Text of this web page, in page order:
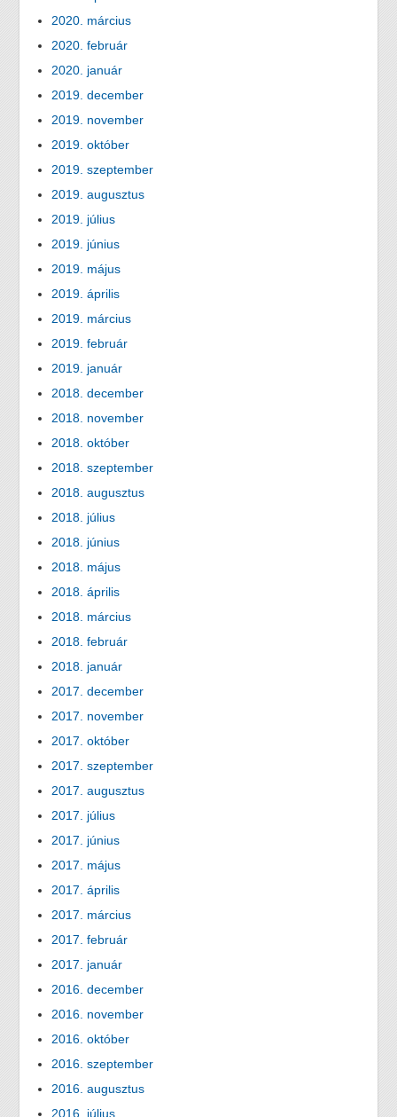
2020. március
2020. február
2020. január
2019. december
2019. november
2019. október
2019. szeptember
2019. augusztus
2019. július
2019. június
2019. május
2019. április
2019. március
2019. február
2019. január
2018. december
2018. november
2018. október
2018. szeptember
2018. augusztus
2018. július
2018. június
2018. május
2018. április
2018. március
2018. február
2018. január
2017. december
2017. november
2017. október
2017. szeptember
2017. augusztus
2017. július
2017. június
2017. május
2017. április
2017. március
2017. február
2017. január
2016. december
2016. november
2016. október
2016. szeptember
2016. augusztus
2016. július